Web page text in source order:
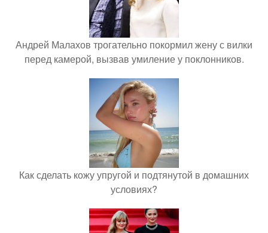
Андрей Малахов трогательно покормил жену с вилки
перед камерой, вызвав умиление у поклонников.
Как сделать кожу упругой и подтянутой в домашних
условиях?